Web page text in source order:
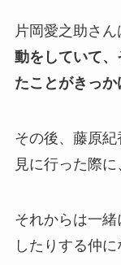
片岡愛之助さ
動をしていて
たことがきっか
その後、藤原
見に行った際に
それからは一
したりする仲に